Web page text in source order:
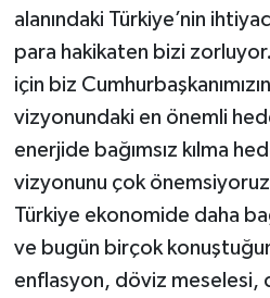
alanındaki Türkiye’nin
para hakikaten bizi
için biz
vizyonundaki en önemli
enerjide bağımsız kılma
vizyonunu çok
Türkiye ekonomide daha
ve bugün birçok
enflasyon, döviz meselesi,